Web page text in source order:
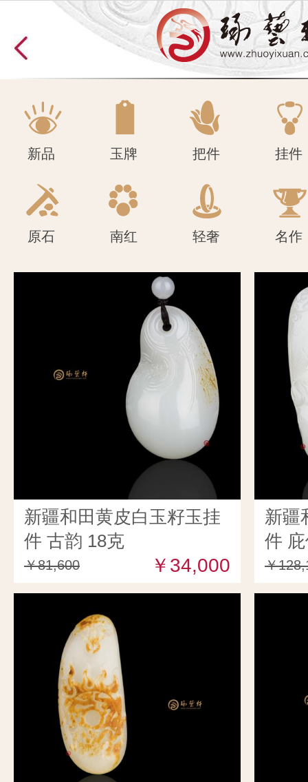
原石 南红 轻奢 名作
新品 玉牌 把件 挂件
原石 南红 轻奢 名作
新疆和田黄皮白玉籽玉挂
件 古韵 18克
￥81,600 ￥34,000
新疆
件
￥